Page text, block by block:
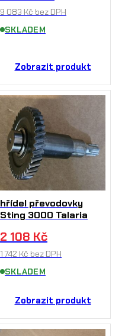
9 083 Kč bez DPH
SKLADEM
Zobrazit produkt
hřídel převodovky
Sting 3000 Talaria
2 108 Kč
1 742 Kč bez DPH
SKLADEM
Zobrazit produkt